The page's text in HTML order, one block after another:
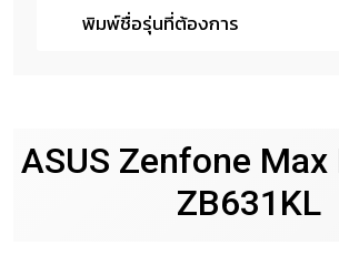
ASUS Zenfone
ZB631KL